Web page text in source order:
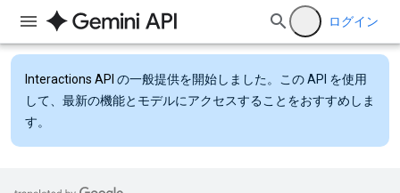
ログイン
Interactions API の一般提供を開始しました。この API を使用
して、最新の機能とモデルにアクセスすることをおすすめしま
す。